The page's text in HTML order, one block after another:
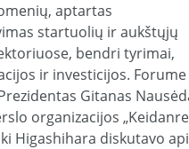
aptartas
startuolių ir aukštųjų
bendri tyrimai,
ir investicijos. Forume
Gitanas
organizacijos
Higashihara diskutavo